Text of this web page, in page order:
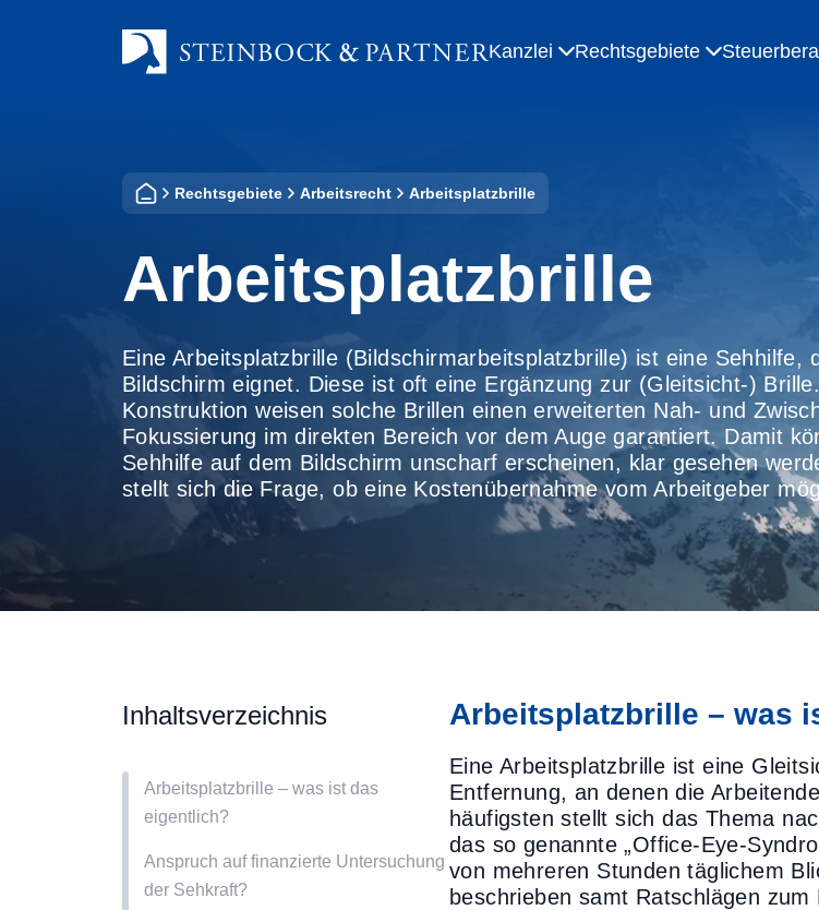
Kanzlei Rechtsgebiete
Rechtsgebiete Arbeitsrecht Arbeitsplatzbrille
Arbeitsplatzbrille
Eine Arbeitsplatzbrille (Bildschirmarbeitsplatzbrille) ist eine Sehhilfe,
Bildschirm eignet. Diese ist oft eine Ergänzung zur (Gleitsicht-)
Konstruktion weisen solche Brillen einen erweiterten Nah- und
Fokussierung im direkten Bereich vor dem Auge garantiert. Damit
Sehhilfe auf dem Bildschirm unscharf erscheinen, klar gesehen
stellt sich die Frage, ob eine Kostenübernahme vom Arbeitgeber
Inhaltsverzeichnis
Arbeitsplatzbrille – was ist das
eigentlich?
Anspruch auf finanzierte Untersuchung
der Sehkraft?
Arbeitsplatzbrille – was
Eine Arbeitsplatzbrille ist eine
Entfernung, an denen die
häufigsten stellt sich das Thema
das so genannte „Office-Eye-
von mehreren Stunden täglichem
beschrieben samt Ratschlägen zum